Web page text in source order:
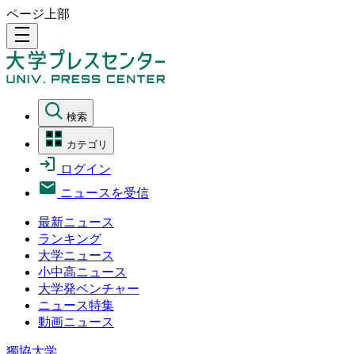
ページ上部
density_medium
検索
カテゴリ
ログイン
ニュースを受信
最新ニュース
ランキング
大学ニュース
小中高ニュース
大学発ベンチャー
ニュース特集
動画ニュース
獨協大学